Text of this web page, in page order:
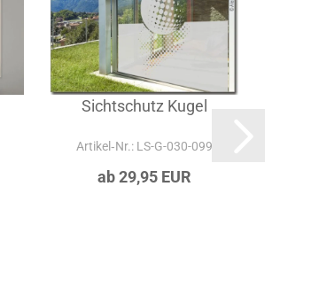
Sichtschutz Kugel
Artikel‑Nr.: LS-G-030-099
ab 29,95 EUR